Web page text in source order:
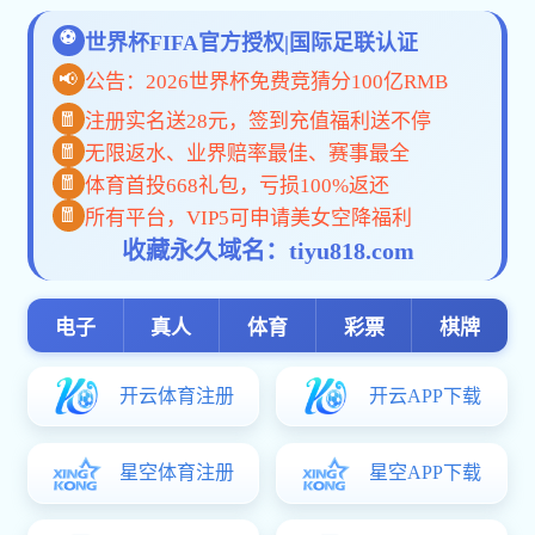
学校新闻
校外媒体
学校要闻
综合新闻
视频新闻
为进一步提升
行政楼428维多利亚
体人员、校地合作
丁晓斌结合习近
务江苏中国式现代化
论文章与咨询报告
理论高度与实操性，